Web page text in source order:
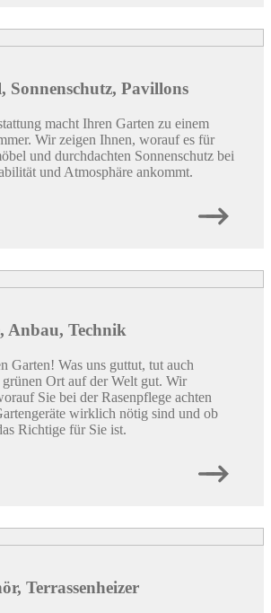
BV
Sonnenschutz, Pavillons
macht Ihren Garten zu einem
Wir zeigen Ihnen, worauf es für
und durchdachten Sonnenschutz bei
und Atmosphäre ankommt.
/ stock.adobe.com
Anbau, Technik
Garten! Was uns guttut, tut auch
grünen Ort auf der Welt gut. Wir
Sie bei der Rasenpflege achten
wirklich nötig sind und ob
Richtige für Sie ist.
AG
Terrassenheizer